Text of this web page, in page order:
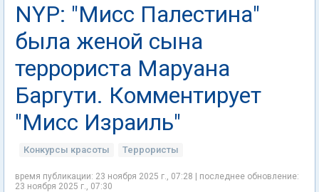
NYP: "Мисс Палестина"
была женой сына
террориста Маруана
Баргути. Комментирует
"Мисс Израиль"
Конкурсы красоты Террористы
время публикации: 23 ноября 2025 г., 07:28 | последнее обновление:
23 ноября 2025 г., 07:30